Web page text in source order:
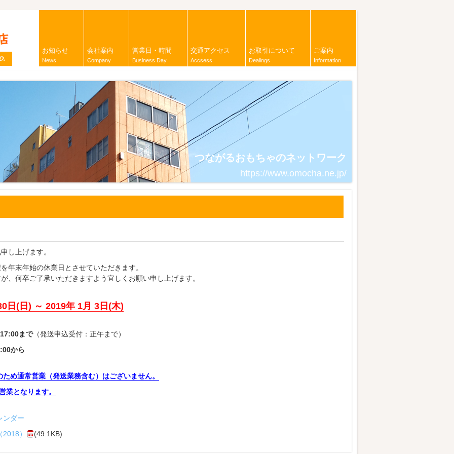
お知らせ
News
会社案内
Company
営業日・時間
Business Day
交通アクセス
Accsess
お取引について
Dealings
ご案内
Information
つながるおもちゃのネットワーク
https://www.omocha.ne.jp/
し上げます。
年末年始の休業日とさせていただきます。
、何卒ご了承いただきますよう宜しくお願い申し上げます。
日(日) ～ 2019年 1月 3日(木)
まで（発送申込受付：正午まで）
から
通常営業（発送業務含む）はございません。
となります。
ンダー
）
(49.1KB)